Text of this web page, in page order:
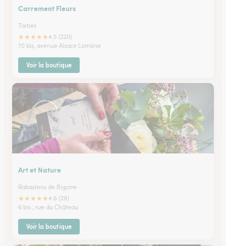
Carrement Fleurs
Tarbes
★★★★★4.5 (220)
70 bis, avenue Alsace Lorraine
Voir la boutique
Art et Nature
Rabastens de Bigorre
★★★★★4.6 (29)
6 bis , rue du Château
Voir la boutique